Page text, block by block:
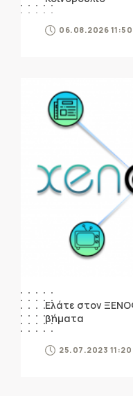
06.08.2026 11:50
Ελάτε στον
βήματα
25.07.2023 11:20